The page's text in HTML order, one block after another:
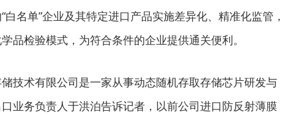
名单”企业及其特定进口产品实施差异化、精准化监管，
品检验模式，为符合条件的企业提供通关便利。
技术有限公司是一家从事动态随机存取存储芯片研发与
业务负责人于洪泊告诉记者，以前公司进口防反射薄膜